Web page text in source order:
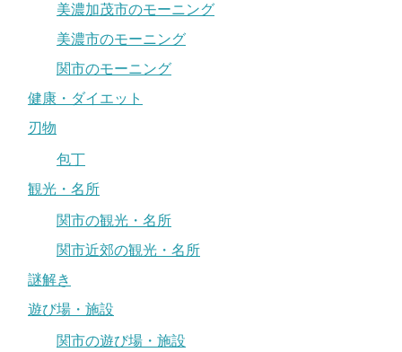
美濃加茂市のモーニング
美濃市のモーニング
関市のモーニング
健康・ダイエット
刃物
包丁
観光・名所
関市の観光・名所
関市近郊の観光・名所
謎解き
遊び場・施設
関市の遊び場・施設